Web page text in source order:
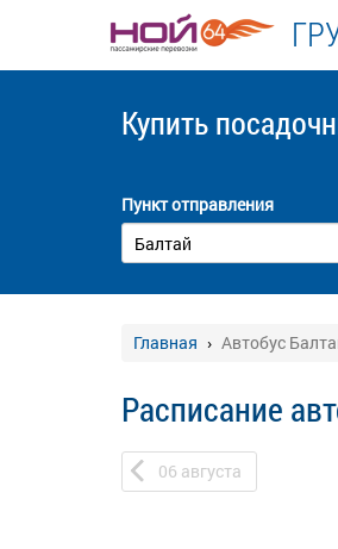
Купить
Пункт отправления
Главная Автобус
Расписание
06 августа